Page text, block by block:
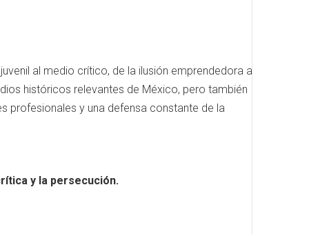
al medio crítico, de la ilusión emprendedora a
históricos relevantes de México, pero también
profesionales y una defensa constante de la
y la persecución.